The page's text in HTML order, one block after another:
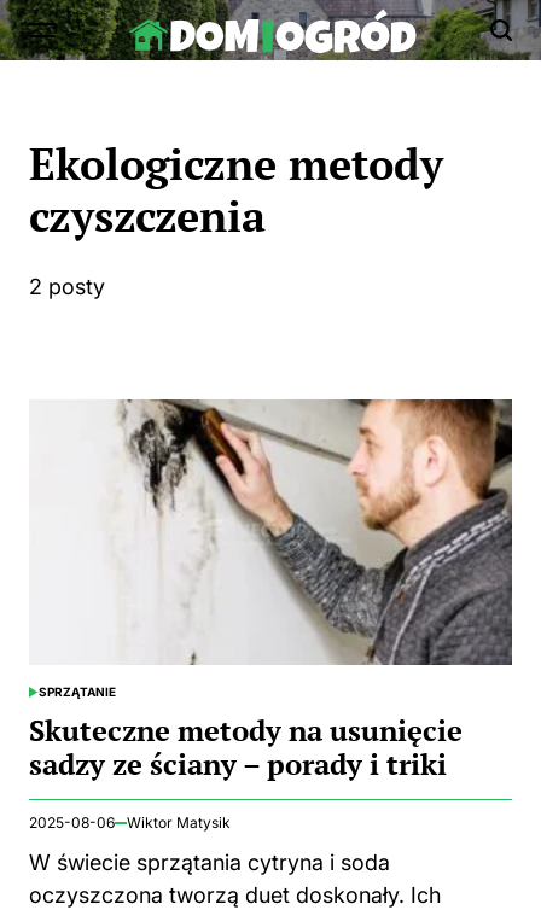
Skip
to
Ekologiczne metody
czyszczenia
2 posty
POSTED
SPRZĄTANIE
Skuteczne metody na usunięcie
sadzy ze ściany – porady i triki
2025-08-06 Wiktor Matysik
W świecie sprzątania cytryna i soda
oczyszczona tworzą duet doskonały. Ich